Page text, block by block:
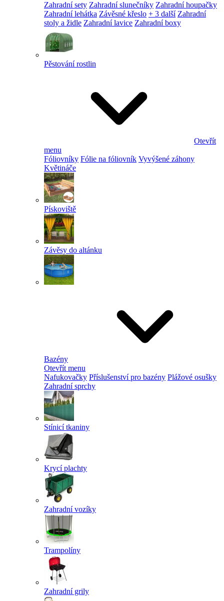
Zahradní sety Zahradní slunečníky Zahradní houpačky
Zahradní lehátka Závěsné křeslo + 3 další Zahradní
stoly a židle Zahradní lavice Zahradní boxy
Pěstování rostlin
Otevřít
menu
Fóliovníky Fólie na fóliovník Vyvýšené záhony
Květináče
Pískoviště
Závěsy do altánku
Bazény
Otevřít menu
Nafukovačky Příslušenství pro bazény Plážové osušky
Zahradní sprchy
Stínicí tkaniny
Krycí plachty
Zahradní vozíky
Trampolíny
Zahradní grily